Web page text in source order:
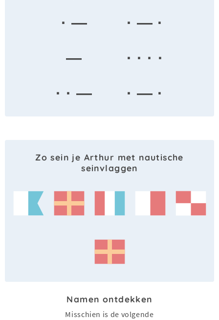
· —
· — ·
—
· · · ·
· · —
· — ·
Zo sein je Arthur met nautische
seinvlaggen
Namen ontdekken
Misschien is de volgende